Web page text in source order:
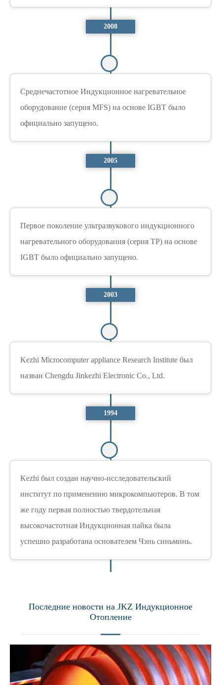
2008
Среднечастотное Индукционное нагревательное
оборудование (серия MFS) на основе IGBT было
официально запущено.
2005
Первое поколение ультразвукового индукционного
нагревательного оборудования (серия TP) на основе
IGBT было официально запущено.
2003
Kezhi Microcomputer appliance Research Institute был
назван Chengdu Jinkezhi Electronic Co., Ltd.
1994
Kezhi был создан научно-исследовательский
институт по применению микрокомпьютеров. В том
же году первая полностью твердотельная
высокочастотная Индукционная пайка была
успешно разработана основателем Чэнь синьминь.
Последние новости на JKZ Индукционное
Отопление